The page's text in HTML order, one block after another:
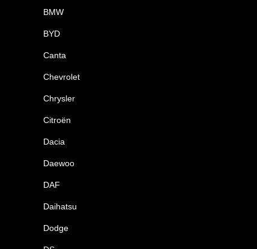
BMW
BYD
Canta
Chevrolet
Chrysler
Citroën
Dacia
Daewoo
DAF
Daihatsu
Dodge